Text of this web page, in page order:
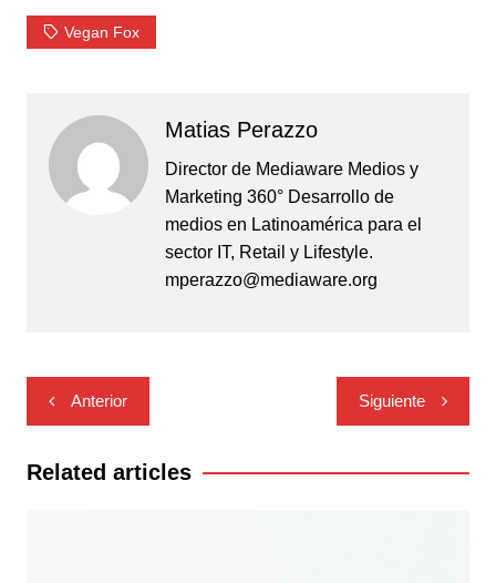
Vegan Fox
Matias Perazzo
Director de Mediaware Medios y
Marketing 360° Desarrollo de
medios en Latinoamérica para el
sector IT, Retail y Lifestyle.
mperazzo@mediaware.org
Navegación
de
entradas
Anterior Siguiente
Related articles